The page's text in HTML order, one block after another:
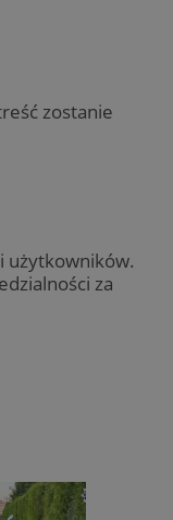
zostanie
użytkowników.
za